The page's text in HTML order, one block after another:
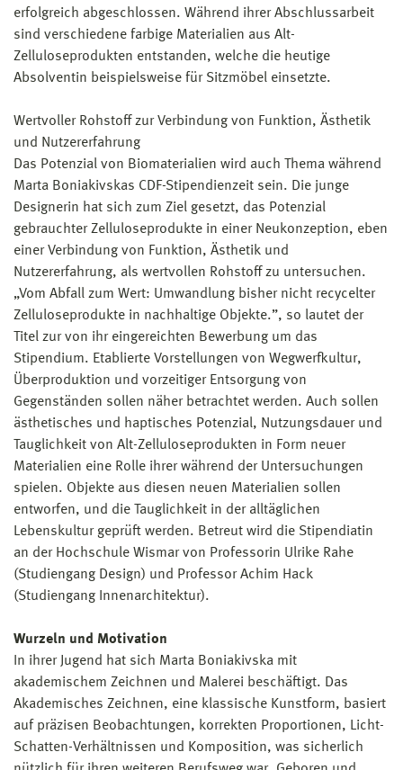
erfolgreich abgeschlossen. Während ihrer Abschlussarbeit
sind verschiedene farbige Materialien aus Alt-
Zelluloseprodukten entstanden, welche die heutige
Absolventin beispielsweise für Sitzmöbel einsetzte.
Wertvoller Rohstoff zur Verbindung von Funktion, Ästhetik
und Nutzererfahrung
Das Potenzial von Biomaterialien wird auch Thema während
Marta Boniakivskas CDF-Stipendienzeit sein. Die junge
Designerin hat sich zum Ziel gesetzt, das Potenzial
gebrauchter Zelluloseprodukte in einer Neukonzeption, eben
einer Verbindung von Funktion, Ästhetik und
Nutzererfahrung, als wertvollen Rohstoff zu untersuchen.
„Vom Abfall zum Wert: Umwandlung bisher nicht recycelter
Zelluloseprodukte in nachhaltige Objekte.”, so lautet der
Titel zur von ihr eingereichten Bewerbung um das
Stipendium. Etablierte Vorstellungen von Wegwerfkultur,
Überproduktion und vorzeitiger Entsorgung von
Gegenständen sollen näher betrachtet werden. Auch sollen
ästhetisches und haptisches Potenzial, Nutzungsdauer und
Tauglichkeit von Alt-Zelluloseprodukten in Form neuer
Materialien eine Rolle ihrer während der Untersuchungen
spielen. Objekte aus diesen neuen Materialien sollen
entworfen, und die Tauglichkeit in der alltäglichen
Lebenskultur geprüft werden. Betreut wird die Stipendiatin
an der Hochschule Wismar von Professorin Ulrike Rahe
(Studiengang Design) und Professor Achim Hack
(Studiengang Innenarchitektur).
Wurzeln und Motivation
In ihrer Jugend hat sich Marta Boniakivska mit
akademischem Zeichnen und Malerei beschäftigt. Das
Akademisches Zeichnen, eine klassische Kunstform, basiert
auf präzisen Beobachtungen, korrekten Proportionen, Licht-
Schatten-Verhältnissen und Komposition, was sicherlich